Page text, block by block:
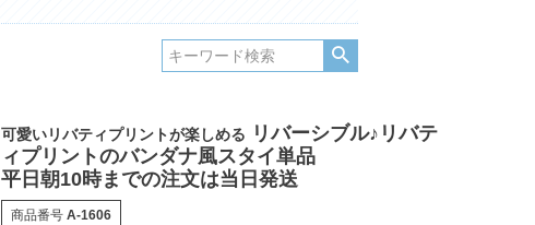
可愛いリバティプリントが楽しめる
リバーシブル♪リバテ
ィプリントのバンダナ風スタイ単品
平日朝10時までの注文は当日発送
商品番号 A-1606